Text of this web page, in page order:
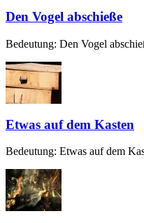
Den Vogel abschieße
Bedeutung: Den Vogel
Etwas auf dem Kasten
Bedeutung: Etwas auf dem